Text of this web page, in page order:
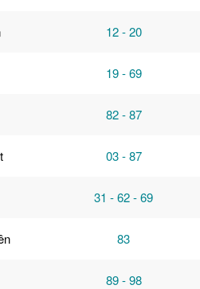
12 - 20
19 - 69
82 - 87
03 - 87
31 - 62 - 69
83
89 - 98